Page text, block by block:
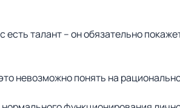
есть талант – он обязательно
невозможно понять на